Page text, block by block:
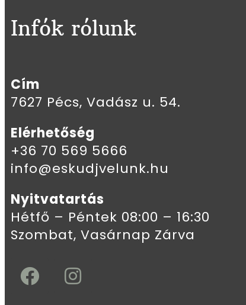
Infók rólunk
Cím
7627 Pécs, Vadász u. 54.
Elérhetőség
+36 70 569 5666
info@eskudjvelunk.hu
Nyitvatartás
Hétfő – Péntek 08:00 – 16:30
Szombat, Vasárnap Zárva